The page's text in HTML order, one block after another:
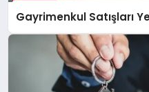
Gayrimenkul Satışları